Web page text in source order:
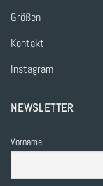
Größen
Kontakt
Instagram
NEWSLETTER
Vorname